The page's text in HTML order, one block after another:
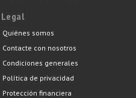
Legal
Quiénes somos
Contacte con nosotros
Condiciones generales
Política de privacidad
Protección financiera